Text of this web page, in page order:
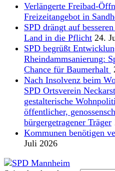
Verlängerte Freibad-
Freizeitangebot in
SPD drängt auf
Land in die Pflicht 24.
SPD begrüßt
Rheindammsanierung:
Chance für Baumerhalt
Nach Insolvenz beim
SPD Ortsverein
gestalterische
öffentlicher,
bürgergetragener Träger
Kommunen benötigen
Juli 2026